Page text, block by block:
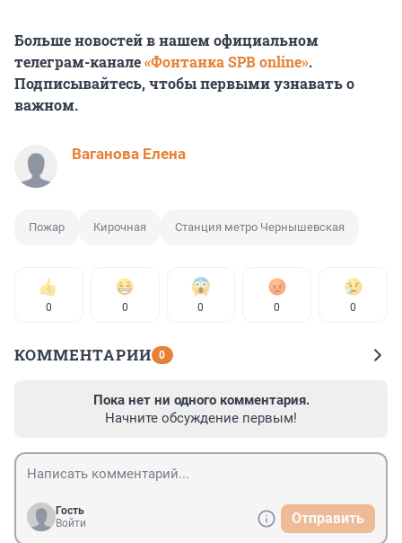
Больше новостей в нашем официальном
телеграм-канале«Фонтанка SPB online».
Подписывайтесь, чтобы первыми узнавать о
важном.
Ваганова Елена
Пожар Кирочная Станция метро Чернышевская
0 0 0 0 0
КОММЕНТАРИИ 0
Пока нет ни одного комментария.
Начните обсуждение первым!
Гость
Войти
Отправить